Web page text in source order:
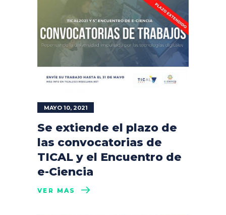
MAYO 10, 2021
Se extiende el plazo de
las convocatorias de
TICAL y el Encuentro de
e-Ciencia
VER MÁS